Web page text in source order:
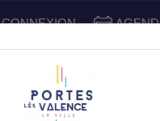
CONNEXION
CADRE DE VIE